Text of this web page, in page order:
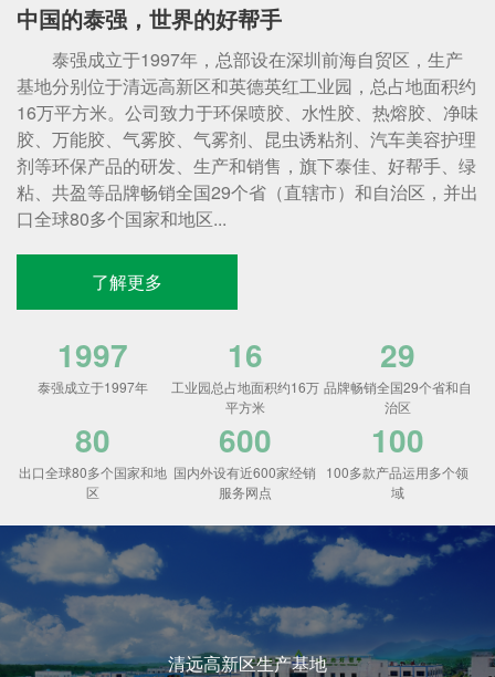
中国的泰强，世界的好帮手
泰强成立于1997年，总部设在深圳前海自贸区，生产
基地分别位于清远高新区和英德英红工业园，总占地面积约
16万平方米。公司致力于环保喷胶、水性胶、热熔胶、净味
胶、万能胶、气雾胶、气雾剂、昆虫诱粘剂、汽车美容护理
剂等环保产品的研发、生产和销售，旗下泰佳、好帮手、绿
粘、共盈等品牌畅销全国29个省（直辖市）和自治区，并出
口全球80多个国家和地区...
了解更多
1997
泰强成立于1997年
16
工业园总占地面积约16万
平方米
29
品牌畅销全国29个省和自
治区
80
出口全球80多个国家和地
区
600
国内外设有近600家经销
服务网点
100
100多款产品运用多个领
域
清远高新区生产基地